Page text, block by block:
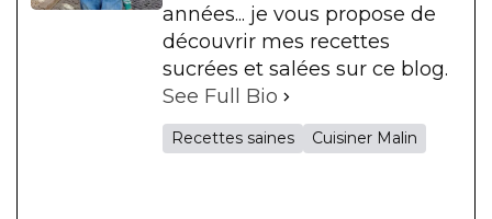
années... je vous propose de
découvrir mes recettes
sucrées et salées sur ce blog.
See Full Bio
Recettes saines Cuisiner Malin